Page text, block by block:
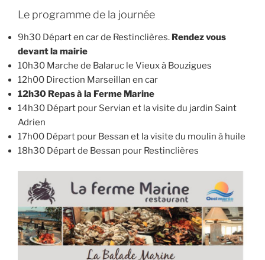
Le programme de la journée
9h30 Départ en car de Restinclières. Rendez vous
devant la mairie
10h30 Marche de Balaruc le Vieux à Bouzigues
12h00 Direction Marseillan en car
12h30 Repas à la Ferme Marine
14h30 Départ pour Servian et la visite du jardin Saint
Adrien
17h00 Départ pour Bessan et la visite du moulin à huile
18h30 Départ de Bessan pour Restinclières